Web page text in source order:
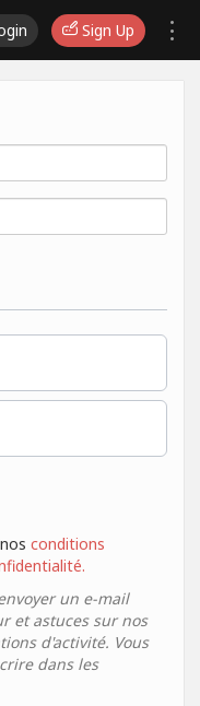
Sign Up
conditions
un e-mail
et astuces sur nos
d'activité. Vous
dans les